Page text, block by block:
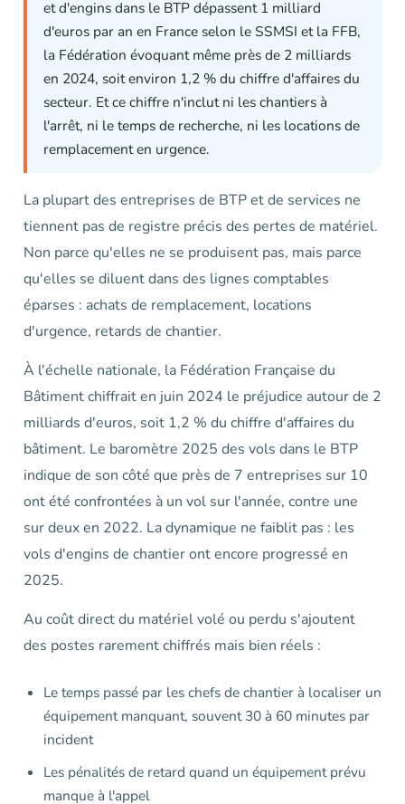
et d'engins dans le BTP dépassent 1 milliard
d'euros par an en France selon le SSMSI et la FFB,
la Fédération évoquant même près de 2 milliards
en 2024, soit environ 1,2 % du chiffre d'affaires du
secteur. Et ce chiffre n'inclut ni les chantiers à
l'arrêt, ni le temps de recherche, ni les locations de
remplacement en urgence.
La plupart des entreprises de BTP et de services ne
tiennent pas de registre précis des pertes de matériel.
Non parce qu'elles ne se produisent pas, mais parce
qu'elles se diluent dans des lignes comptables
éparses : achats de remplacement, locations
d'urgence, retards de chantier.
À l'échelle nationale, la Fédération Française du
Bâtiment chiffrait en juin 2024 le préjudice autour de 2
milliards d'euros, soit 1,2 % du chiffre d'affaires du
bâtiment. Le baromètre 2025 des vols dans le BTP
indique de son côté que près de 7 entreprises sur 10
ont été confrontées à un vol sur l'année, contre une
sur deux en 2022. La dynamique ne faiblit pas : les
vols d'engins de chantier ont encore progressé en
2025.
Au coût direct du matériel volé ou perdu s'ajoutent
des postes rarement chiffrés mais bien réels :
Le temps passé par les chefs de chantier à localiser un
équipement manquant, souvent 30 à 60 minutes par
incident
Les pénalités de retard quand un équipement prévu
manque à l'appel